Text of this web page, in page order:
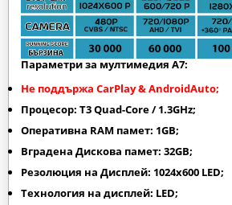
Параметри за мултимедия A7:
Не поддържа CarPlay & AndroidAuto;
Процесор: T3 Quad-Core / 1.3GHz;
Оперативна RAM памет: 1GB;
Вградена Дискова памет: 32GB;
Резолюция на Дисплей: 1024х600 LED;
Технология на дисплей: LED;